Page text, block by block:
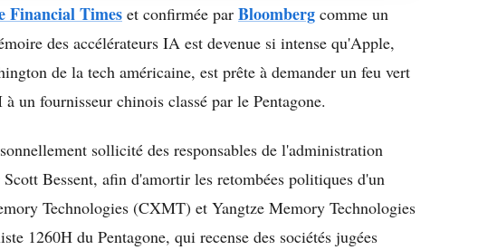
Financial Times et confirmée par Bloomberg comme un
des accélérateurs IA est devenue si intense qu'Apple,
de la tech américaine, est prête à demander un feu vert
un fournisseur chinois classé par le Pentagone.
sollicité des responsables de l'administration
Bessent, afin d'amortir les retombées politiques d'un
Technologies (CXMT) et Yangtze Memory Technologies
1260H du Pentagone, qui recense des sociétés jugées